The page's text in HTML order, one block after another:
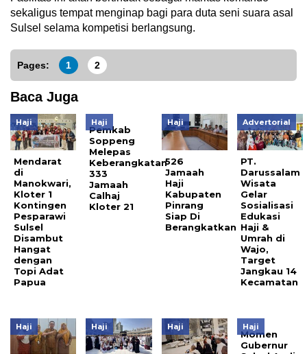
sekaligus tempat menginap bagi para duta seni suara asal
Sulsel selama kompetisi berlangsung.
Pages: 1 2
Baca Juga
Haji
Mendarat
di
Manokwari,
Kloter 1
Kontingen
Pesparawi
Sulsel
Disambut
Hangat
dengan
Topi Adat
Papua
Haji
Pemkab
Soppeng
Melepas
Keberangkatan
333
Jamaah
Calhaj
Kloter 21
Haji
526
Jamaah
Haji
Kabupaten
Pinrang
Siap Di
Berangkatkan
Advertorial
PT.
Darussalam
Wisata
Gelar
Sosialisasi
Edukasi
Haji &
Umrah di
Wajo,
Target
Jangkau 14
Kecamatan
Haji Haji Haji Haji
Momen
Gubernur